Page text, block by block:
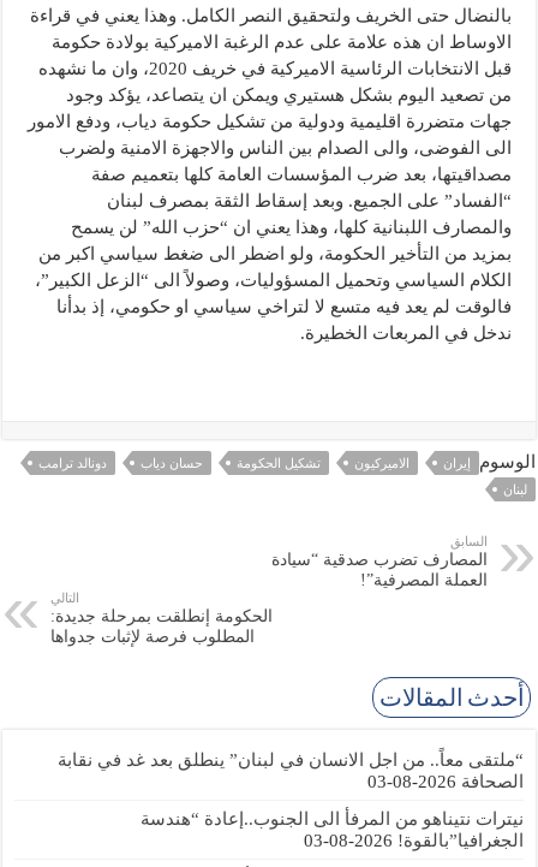
بالنضال حتى الخريف ولتحقيق النصر الكامل. وهذا يعني في قراءة
الاوساط ان هذه علامة على عدم الرغبة الاميركية بولادة حكومة
قبل الانتخابات الرئاسية الاميركية في خريف 2020، وان ما نشهده
من تصعيد اليوم بشكل هستيري ويمكن ان يتصاعد، يؤكد وجود
جهات متضررة اقليمية ودولية من تشكيل حكومة دياب، ودفع الامور
الى الفوضى، والى الصدام بين الناس والاجهزة الامنية ولضرب
مصداقيتها، بعد ضرب المؤسسات العامة كلها بتعميم صفة
“الفساد” على الجميع. وبعد إسقاط الثقة بمصرف لبنان
والمصارف اللبنانية كلها، وهذا يعني ان “حزب الله” لن يسمح
بمزيد من التأخير الحكومة، ولو اضطر الى ضغط سياسي اكبر من
الكلام السياسي وتحميل المسؤوليات، وصولاً الى “الزعل الكبير”،
فالوقت لم يعد فيه متسع لا لتراخي سياسي او حكومي، إذ بدأنا
ندخل في المربعات الخطيرة.
الوسوم إيران الاميركيون تشكيل الحكومة حسان دياب
دونالد ترامب
لبنان
السابق
المصارف تضرب صدقية “سيادة
العملة المصرفية”!
التالي
الحكومة إنطلقت بمرحلة جديدة:
المطلوب فرصة لإثبات جدواها
أحدث المقالات
“ملتقى معاً.. من اجل الانسان في لبنان” ينطلق بعد غد في نقابة
الصحافة 2026-08-03
نيترات نتيناهو من المرفأ الى الجنوب..إعادة “هندسة
الجغرافيا”بالقوة! 2026-08-03